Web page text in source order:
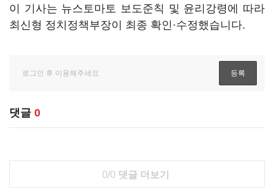
이 기사는 뉴스토마토 보도준칙 및 윤리강령에 따라
최신형 정치정책부장이 최종 확인·수정했습니다.
댓글 0
0/0 댓글 더보기